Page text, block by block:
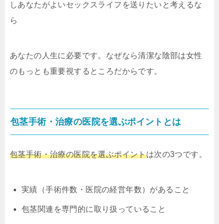
しあなたがよいセックスライフを送りたいと考えるな
ら
あなたの人生に必要です。なぜなら清潔な陰部は女性
のもっとも重要視するところだからです。
包茎手術・治療の医院を選ぶポイントとは
包茎手術・治療の医院を選ぶポイントは次の3つです。
実績（手術件数・医院の経営年数）があること
包茎関連を専門的に取り扱っていること